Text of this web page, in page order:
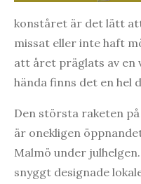
konståret är det lätt
missat eller inte haft
att året präglats av en
hända finns det en hel
Den största raketen
är onekligen
Malmö under
snyggt designade